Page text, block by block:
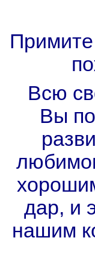
Всю
Вы
дар, и
нашим